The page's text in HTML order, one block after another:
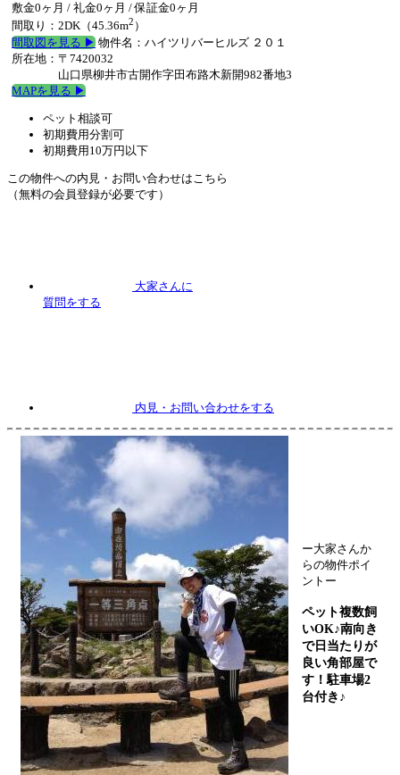
敷金0ヶ月 / 礼金0ヶ月 /保証金0ヶ月
間取り：2DK（45.36m2 ）
間取図を見る ▶︎ 物件名：ハイツリバーヒルズ ２０１
所在地：〒7420032
山口県柳井市古開作字田布路木新開982番地3
MAPを見る ▶︎
ペット相談可
初期費用分割可
初期費用10万円以下
この物件への内見・お問い合わせはこちら
（無料の会員登録が必要です）
大家さんに
質問をする
内見 ・お問い合わせをする
ー大家さんか
らの物件ポイ
ントー
ペット複数飼
いOK♪南向き
で日当たりが
良い角部屋で
す！駐車場2
台付き♪